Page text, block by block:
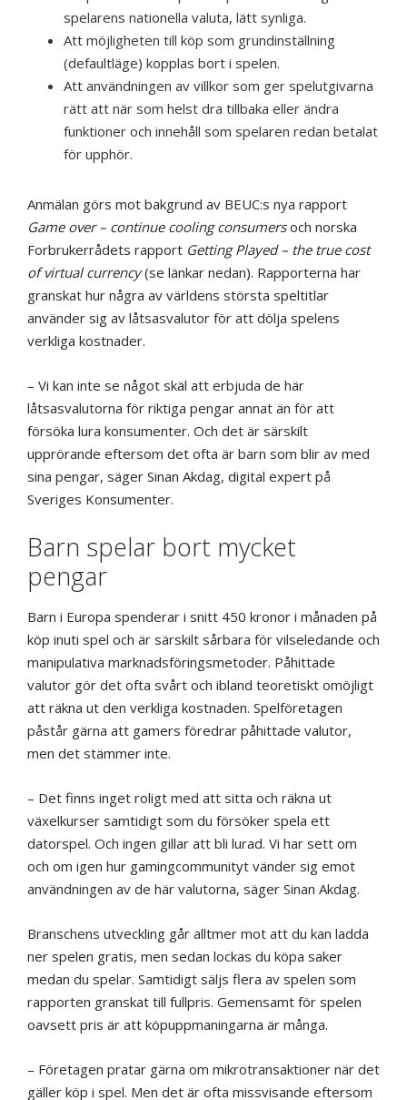
spelarens nationella valuta, lätt synliga.
Att möjligheten till köp som grundinställning
(defaultläge) kopplas bort i spelen.
Att användningen av villkor som ger spelutgivarna
rätt att när som helst dra tillbaka eller ändra
funktioner och innehåll som spelaren redan betalat
för upphör.
Anmälan görs mot bakgrund av BEUC:s nya rapport
Game over – continue cooling consumersoch norska
Forbrukerrådets rapport Getting Played – the true cost
of virtual currency(se länkar nedan). Rapporterna har
granskat hur några av världens största speltitlar
använder sig av låtsasvalutor för att dölja spelens
verkliga kostnader.
– Vi kan inte se något skäl att erbjuda de här
låtsasvalutorna för riktiga pengar annat än för att
försöka lura konsumenter. Och det är särskilt
upprörande eftersom det ofta är barn som blir av med
sina pengar, säger Sinan Akdag, digital expert på
Sveriges Konsumenter.
Barn spelar bort mycket
pengar
Barn i Europa spenderar i snitt 450 kronor i månaden på
köp inuti spel och är särskilt sårbara för vilseledande och
manipulativa marknadsföringsmetoder. Påhittade
valutor gör det ofta svårt och ibland teoretiskt omöjligt
att räkna ut den verkliga kostnaden. Spelföretagen
påstår gärna att gamers föredrar påhittade valutor,
men det stämmer inte.
– Det finns inget roligt med att sitta och räkna ut
växelkurser samtidigt som du försöker spela ett
datorspel. Och ingen gillar att bli lurad. Vi har sett om
och om igen hur gamingcommunityt vänder sig emot
användningen av de här valutorna, säger Sinan Akdag.
Branschens utveckling går alltmer mot att du kan ladda
ner spelen gratis, men sedan lockas du köpa saker
medan du spelar. Samtidigt säljs flera av spelen som
rapporten granskat till fullpris. Gemensamt för spelen
oavsett pris är att köpuppmaningarna är många.
– Företagen pratar gärna om mikrotransaktioner när det
gäller köp i spel. Men det är ofta missvisande eftersom